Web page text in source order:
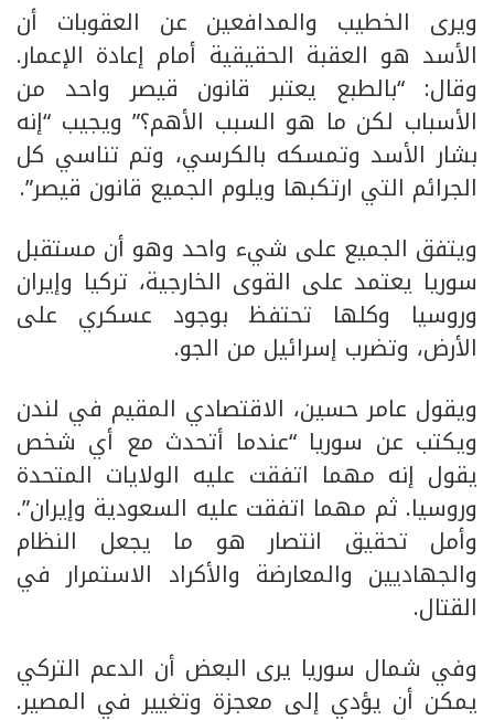
ويرى الخطيب والمدافعين عن العقوبات أن
الأسد هو العقبة الحقيقية أمام إعادة الإعمار.
وقال: “بالطبع يعتبر قانون قيصر واحد من
الأسباب لكن ما هو السبب الأهم؟” ويجيب “إنه
بشار الأسد وتمسكه بالكرسي، وتم تناسي كل
الجرائم التي ارتكبها ويلوم الجميع قانون قيصر”.
ويتفق الجميع على شيء واحد وهو أن مستقبل
سوريا يعتمد على القوى الخارجية، تركيا وإيران
وروسيا وكلها تحتفظ بوجود عسكري على
الأرض، وتضرب إسرائيل من الجو.
ويقول عامر حسين، الاقتصادي المقيم في لندن
ويكتب عن سوريا “عندما أتحدث مع أي شخص
يقول إنه مهما اتفقت عليه الولايات المتحدة
وروسيا. ثم مهما اتفقت عليه السعودية وإيران”.
وأمل تحقيق انتصار هو ما يجعل النظام
والجهاديين والمعارضة والأكراد الاستمرار في
القتال.
وفي شمال سوريا يرى البعض أن الدعم التركي
يمكن أن يؤدي إلى معجزة وتغيير في المصير.